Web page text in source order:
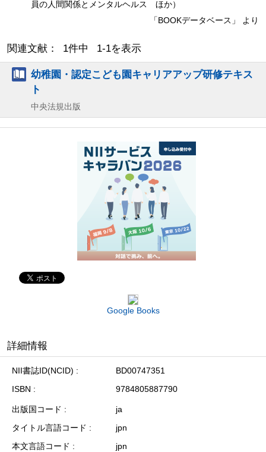
員の人間関係とメンタルヘルス ほか）
「BOOKデータベース」 より
関連文献： 1件中 1-1を表示
幼稚園・認定こども園キャリアアップ研修テキス
ト
中央法規出版
Google Books
詳細情報
NII書誌ID(NCID)
BD00747351
ISBN
9784805887790
出版国コード
ja
タイトル言語コード
jpn
本文言語コード
jpn